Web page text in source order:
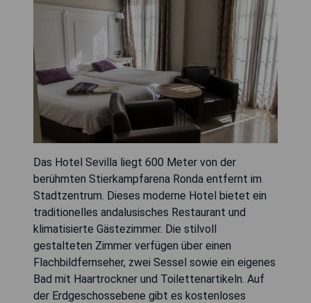
Das Hotel Sevilla liegt 600 Meter von der
berühmten Stierkampfarena Ronda entfernt im
Stadtzentrum. Dieses moderne Hotel bietet ein
traditionelles andalusisches Restaurant und
klimatisierte Gästezimmer. Die stilvoll
gestalteten Zimmer verfügen über einen
Flachbildfernseher, zwei Sessel sowie ein eigenes
Bad mit Haartrockner und Toilettenartikeln. Auf
der Erdgeschossebene gibt es kostenloses